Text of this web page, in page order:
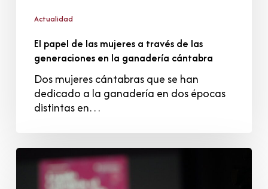
ganadería
Actualidad
El papel de las mujeres a través de las
generaciones en la ganadería cántabra
Dos mujeres cántabras que se han
dedicado a la ganadería en dos épocas
distintas en…
El
Libro